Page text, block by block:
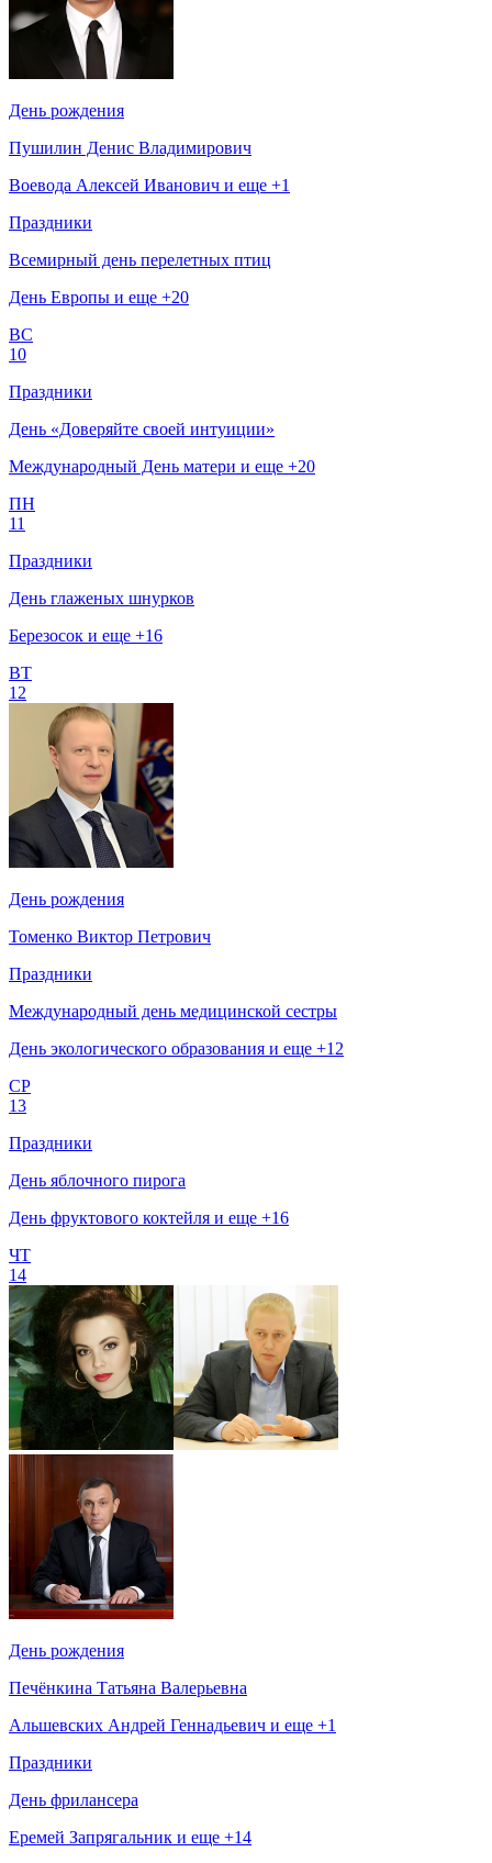
День рождения
Пушилин Денис Владимирович
Воевода Алексей Иванович и еще +1
Праздники
Всемирный день перелетных птиц
День Европы и еще +20
ВС
10
Праздники
День «Доверяйте своей интуиции»
Международный День матери и еще +20
ПН
11
Праздники
День глаженых шнурков
Березосок и еще +16
ВТ
12
День рождения
Томенко Виктор Петрович
Праздники
Международный день медицинской сестры
День экологического образования и еще +12
СР
13
Праздники
День яблочного пирога
День фруктового коктейля и еще +16
ЧТ
14
День рождения
Печёнкина Татьяна Валерьевна
Альшевских Андрей Геннадьевич и еще +1
Праздники
День фрилансера
Еремей Запрягальник и еще +14